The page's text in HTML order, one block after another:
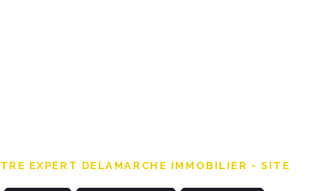
EXPERT DELAMARCHE IMMOBILIER - SITE